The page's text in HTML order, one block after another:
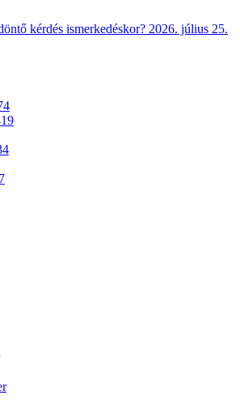
kérdés ismerkedéskor? 2026. július 25.